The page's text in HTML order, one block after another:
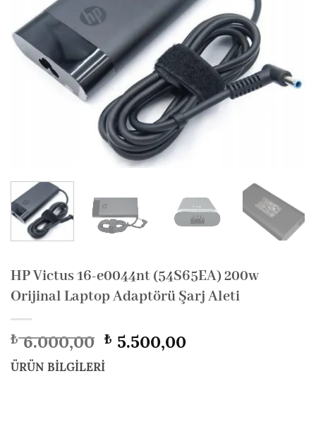
HP Victus 16-e0044nt (54S65EA) 200w
Orijinal Laptop Adaptörü Şarj Aleti
₺6.000,00 Orijinal
fiyat:
₺ 6.000,00.
₺5.500,00Şuandaki
ÜRÜN BİLGİLERİ